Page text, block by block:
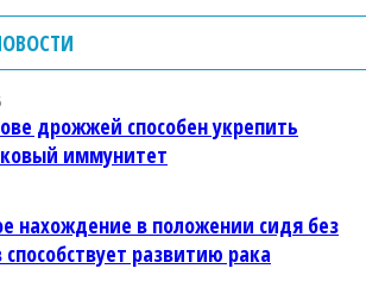
дрожжей способен укрепить
иммунитет
нахождение в положении сидя без
развитию рака